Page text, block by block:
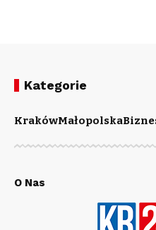
Kategorie
KrakówMałopolska
O Nas